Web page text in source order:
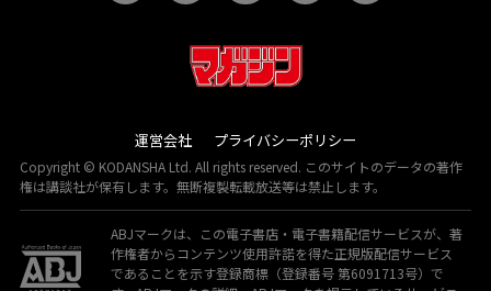
運営会社 プライバシーポリシー
Copyright © KODANSHA Ltd. All rights reserved. このサイトのデータの著作
権は講談社が保有します。無断複製転載放送等は禁止します。
ABJマークは、この電子書店・電子書籍配信サービスが、著
作権者からコンテンツ使用許諾を得た正規版配信サービス
であることを示す登録商標（登録番号 第6091713号）で